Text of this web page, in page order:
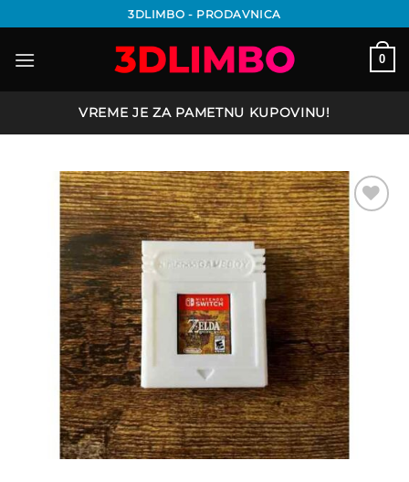
na
sadržaj
3DLIMBO - PRODAVNICA
0
VREME JE ZA PAMETNU KUPOVINU!
Add to
wishlist